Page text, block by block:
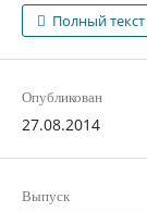
Полный текст
Опубликован
27.08.2014
Выпуск